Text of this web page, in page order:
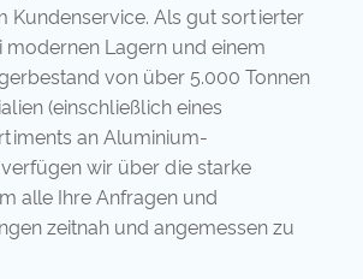
Kundenservice. Als gut sortierter
modernen Lagern und einem
von über 5.000 Tonnen
(einschließlich eines
an Aluminium-
wir über die starke
alle Ihre Anfragen und
zeitnah und angemessen zu